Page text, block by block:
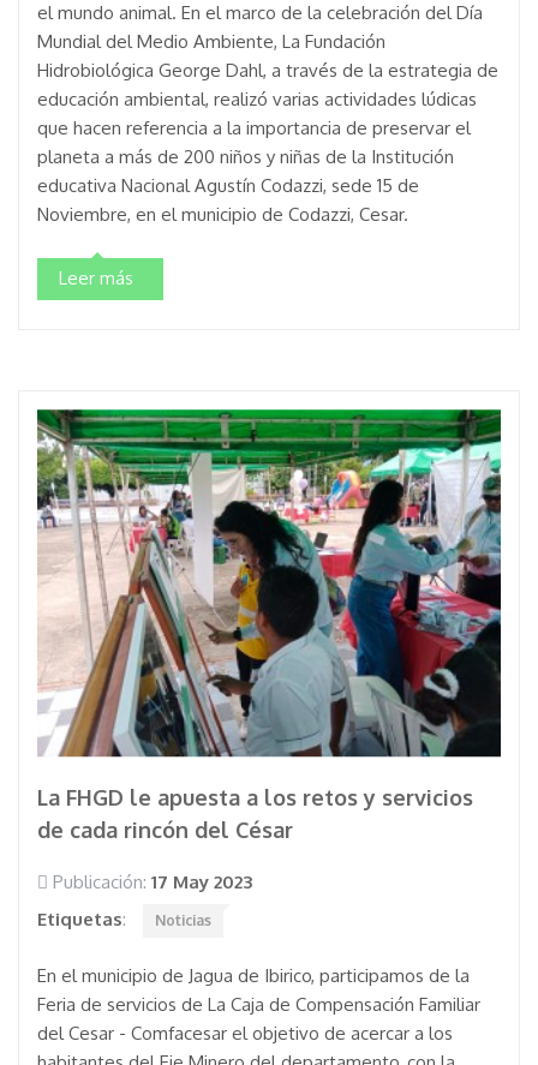
el mundo animal. En el marco de la celebración del Día
Mundial del Medio Ambiente, La Fundación
Hidrobiológica George Dahl, a través de la estrategia de
educación ambiental, realizó varias actividades lúdicas
que hacen referencia a la importancia de preservar el
planeta a más de 200 niños y niñas de la Institución
educativa Nacional Agustín Codazzi, sede 15 de
Noviembre, en el municipio de Codazzi, Cesar.
Leer más
La FHGD le apuesta a los retos y servicios
de cada rincón del César
Publicación: 17 May 2023
Etiquetas: Noticias
En el municipio de Jagua de Ibirico, participamos de la
Feria de servicios de La Caja de Compensación Familiar
del Cesar - Comfacesar el objetivo de acercar a los